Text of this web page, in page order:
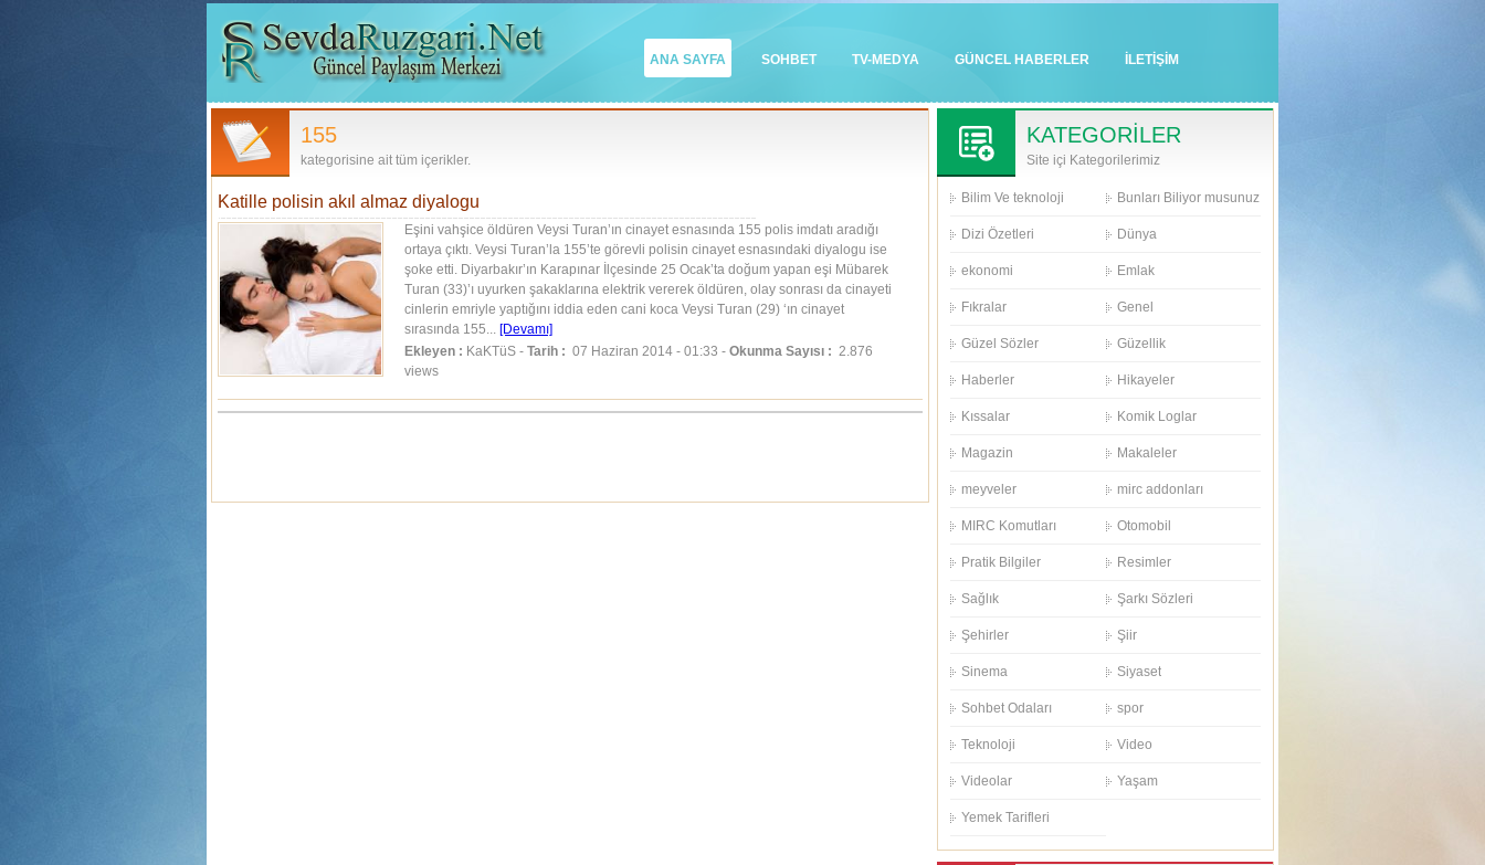
ANA SAYFA SOHBET TV-MEDYA GÜNCEL HABERLER İLETİŞİM
155
kategorisine ait tüm içerikler.
Katille polisin akıl almaz diyalogu
Eşini vahşice öldüren Veysi Turan’ın cinayet esnasında 155 polis imdatı aradığı
ortaya çıktı. Veysi Turan’la 155’te görevli polisin cinayet esnasındaki diyalogu ise
şoke etti. Diyarbakır’ın Karapınar İlçesinde 25 Ocak’ta doğum yapan eşi Mübarek
Turan (33)’ı uyurken şakaklarına elektrik vererek öldüren, olay sonrası da cinayeti
cinlerin emriyle yaptığını iddia eden cani koca Veysi Turan (29) ‘ın cinayet
sırasında 155... [Devamı]
Ekleyen : KaKTüS -Tarih : 07 Haziran 2014 - 01:33 -Okunma Sayısı : 2.876
views
KATEGORİLER
Site içi Kategorilerimiz
Bilim Ve teknoloji Bunları Biliyor musunuz
Dizi Özetleri Dünya
ekonomi Emlak
Fıkralar Genel
Güzel Sözler Güzellik
Haberler Hikayeler
Kıssalar Komik Loglar
Magazin Makaleler
meyveler mirc addonları
MIRC Komutları Otomobil
Pratik Bilgiler Resimler
Sağlık Şarkı Sözleri
Şehirler Şiir
Sinema Siyaset
Sohbet Odaları spor
Teknoloji Video
Videolar Yaşam
Yemek Tarifleri